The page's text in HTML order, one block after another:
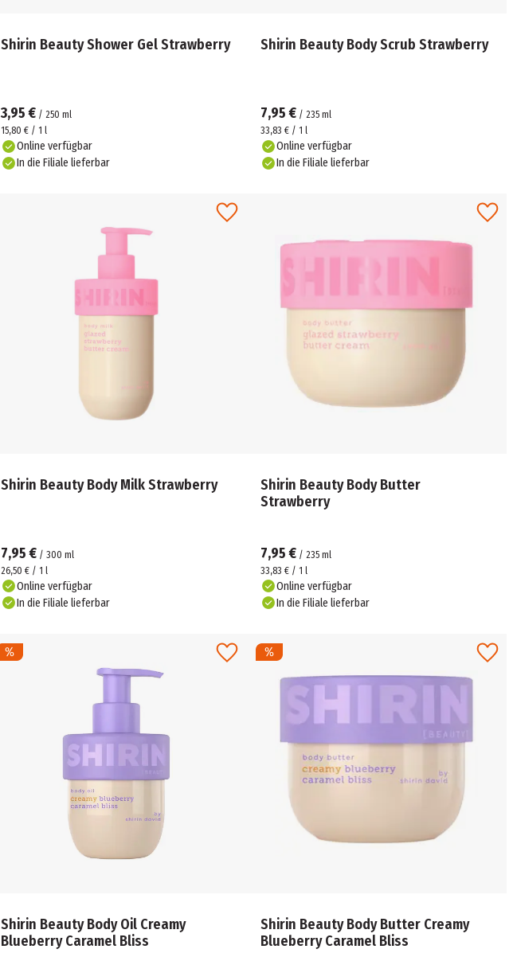
Shirin Beauty Shower Gel Strawberry
3,95 €/ 250 ml
15,80 € / 1 l
Online verfügbar
In die Filiale lieferbar
Shirin Beauty Body Scrub Strawberry
7,95 € /235 ml
33,83 € / 1 l
Online verfügbar
In die Filiale lieferbar
Shirin Beauty Body Milk Strawberry
7,95 €/ 300 ml
26,50 € / 1 l
Online verfügbar
In die Filiale lieferbar
Shirin Beauty Body Butter
Strawberry
7,95 € / 235 ml
33,83 € / 1 l
Online verfügbar
In die Filiale lieferbar
Shirin Beauty Body Oil Creamy
Blueberry Caramel Bliss
Shirin Beauty Body Butter Creamy
Blueberry Caramel Bliss